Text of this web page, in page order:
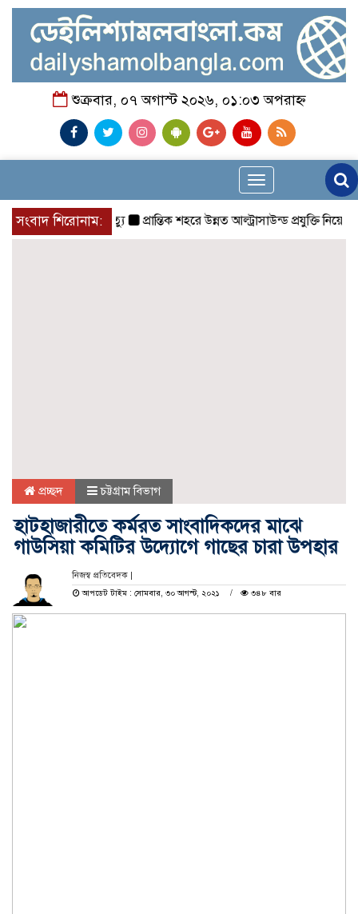
শুক্রবার, ০৭ অগাস্ট ২০২৬, ০১:০৩ অপরাহ্ন
Toggle
navigation
সংবাদ শিরোনাম:
মায়ের মৃত্যু প্রান্তিক শহরে উন্নত আল্ট্রাসাউন্ড প্রযুক্তি নিয়ে
প্রচ্ছদ চট্টগ্রাম বিভাগ
হাটহাজারীতে কর্মরত সাংবাদিকদের মাঝে
গাউসিয়া কমিটির উদ্যোগে গাছের চারা উপহার
নিজস্ব প্রতিবেদক |
আপডেট টাইম : সোমবার, ৩০ আগস্ট, ২০২১
৩৪৮ বার